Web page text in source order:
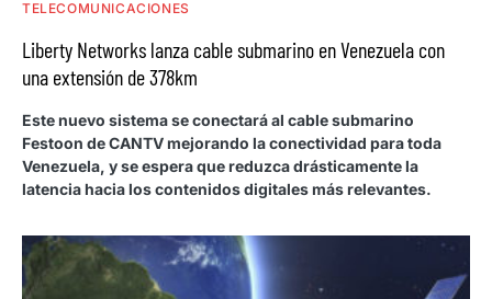
TELECOMUNICACIONES
Liberty Networks lanza cable submarino en Venezuela con
una extensión de 378km
Este nuevo sistema se conectará al cable submarino
Festoon de CANTV mejorando la conectividad para toda
Venezuela, y se espera que reduzca drásticamente la
latencia hacia los contenidos digitales más relevantes.